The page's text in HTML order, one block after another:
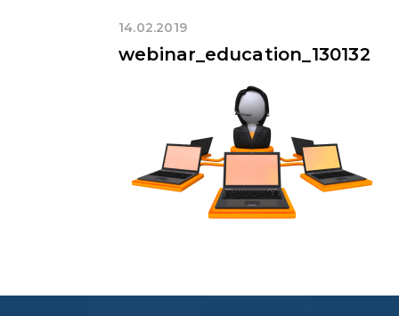
14.02.2019
webinar_education_130132